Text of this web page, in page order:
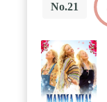
No.21